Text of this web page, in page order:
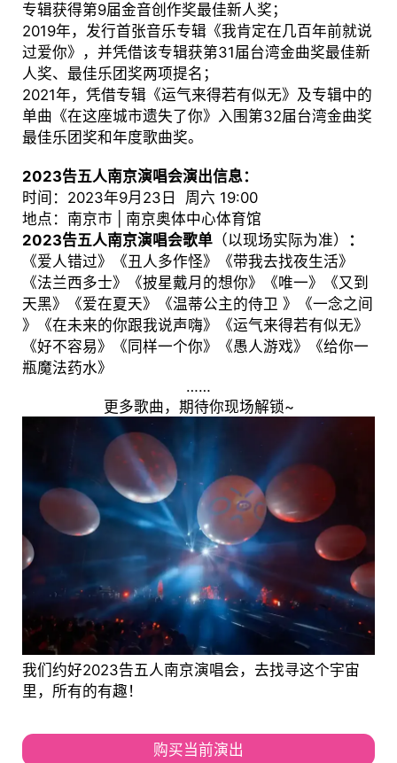
专辑获得第9届金音创作奖最佳新人奖；
2019年，发行首张音乐专辑《我肯定在几百年前就说
过爱你》，并凭借该专辑获第31届台湾金曲奖最佳新
人奖、最佳乐团奖两项提名；
2021年，凭借专辑《运气来得若有似无》及专辑中的
单曲《在这座城市遗失了你》入围第32届台湾金曲奖
最佳乐团奖和年度歌曲奖。
2023告五人南京演唱会演出信息：
时间：2023年9月23日 周六 19:00
地点：南京市 | 南京奥体中心体育馆
2023告五人南京演唱会歌单（以现场实际为准）
：
《爱人错过》《丑人多作怪》《带我去找夜生活》
《法兰西多士》《披星戴月的想你》《唯一》《又到
天黑》《爱在夏天》《温蒂公主的侍卫 》《一念之间
》《在未来的你跟我说声嗨》《运气来得若有似无》
《好不容易》《同样一个你》《愚人游戏》《给你一
瓶魔法药水》
……
更多歌曲，期待你现场解锁~
我们约好2023告五人南京演唱会，去找寻这个宇宙
里，所有的有趣！
购买当前演出